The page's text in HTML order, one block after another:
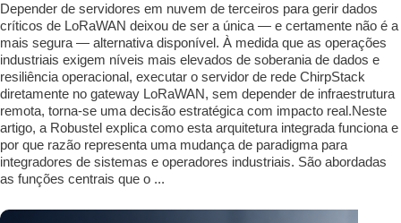
Depender de servidores em nuvem de terceiros para gerir dados
críticos de LoRaWAN deixou de ser a única — e certamente não é a
mais segura — alternativa disponível. À medida que as operações
industriais exigem níveis mais elevados de soberania de dados e
resiliência operacional, executar o servidor de rede ChirpStack
diretamente no gateway LoRaWAN, sem depender de infraestrutura
remota, torna-se uma decisão estratégica com impacto real.Neste
artigo, a Robustel explica como esta arquitetura integrada funciona e
por que razão representa uma mudança de paradigma para
integradores de sistemas e operadores industriais. São abordadas
as funções centrais que o ...